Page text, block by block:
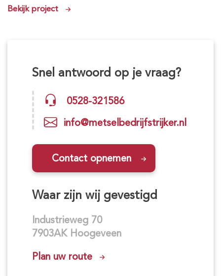
Bekijk project
Snel antwoord op je vraag?
0528-321586
info@metselbedrijfstrijker.nl
Contact opnemen
Waar zijn wij gevestigd
Industrieweg 70
7903AK Hoogeveen
Plan uw route